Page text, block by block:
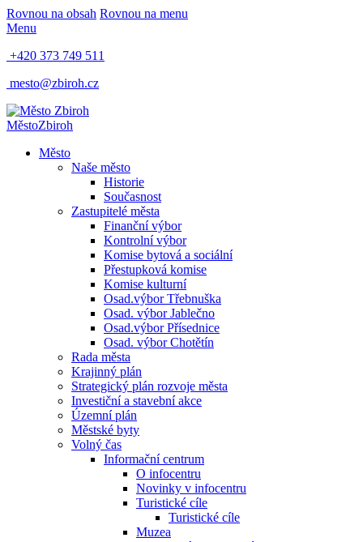
Rovnou na obsah Rovnou na menu
Menu
+420 373 749 511
mesto@zbiroh.cz
MěstoZbiroh
Město
Naše město
Historie
Současnost
Zastupitelé města
Finanční výbor
Kontrolní výbor
Komise bytová a sociální
Přestupková komise
Komise kulturní
Osad.výbor Třebnuška
Osad. výbor Jablečno
Osad.výbor Přísednice
Osad. výbor Chotětín
Rada města
Krajinný plán
Strategický plán rozvoje města
Investiční a stavební akce
Územní plán
Městské byty
Volný čas
Informační centrum
O infocentru
Novinky v infocentru
Turistické cíle
Turistické cíle
Muzea